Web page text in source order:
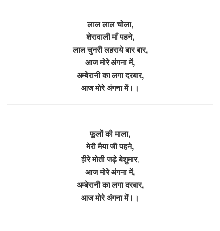
लाल लाल चोला,
शेरावाली माँ पहने,
लाल चुनरी लहराये बार बार,
आज मोरे अंगना में,
अम्बेरानी का लगा दरबार,
आज मोरे अंगना में।।
फूलों की माला,
मेरी मैया जी पहने,
हीरे मोती जड़े बेशुमार,
आज मोरे अंगना में,
अम्बेरानी का लगा दरबार,
आज मोरे अंगना में।।